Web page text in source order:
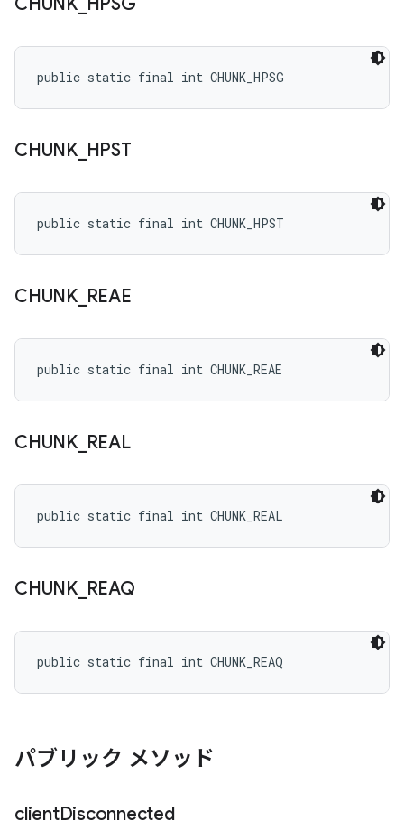
public static final int CHUNK_HPSG
CHUNK_ HPST
public static final int CHUNK_HPST
CHUNK_ REAE
public static final int CHUNK_REAE
CHUNK_ REAL
public static final int CHUNK_REAL
CHUNK_ REAQ
public static final int CHUNK_REAQ
パブリック メソッド
clientDisconnected